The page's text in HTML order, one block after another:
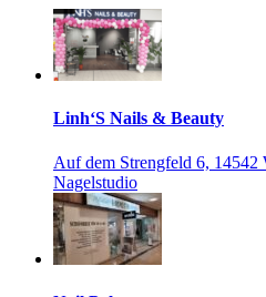
Linh‘S Nails & Beauty
Auf dem Strengfeld 6, 14542
Nagelstudio